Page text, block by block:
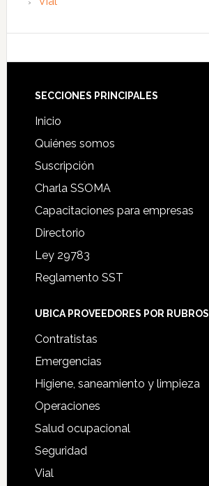
Footer
SECCIONES PRINCIPALES
Inicio
Quiénes somos
Suscripción
Charla SSOMA
Capacitaciones para empresas
Directorio
Ley 29783
Reglamento SST
UBICA PROVEEDORES POR RUBROS
Contratistas
Emergencias
Higiene, saneamiento y limpieza
Operaciones
Salud ocupacional
Seguridad
Vial